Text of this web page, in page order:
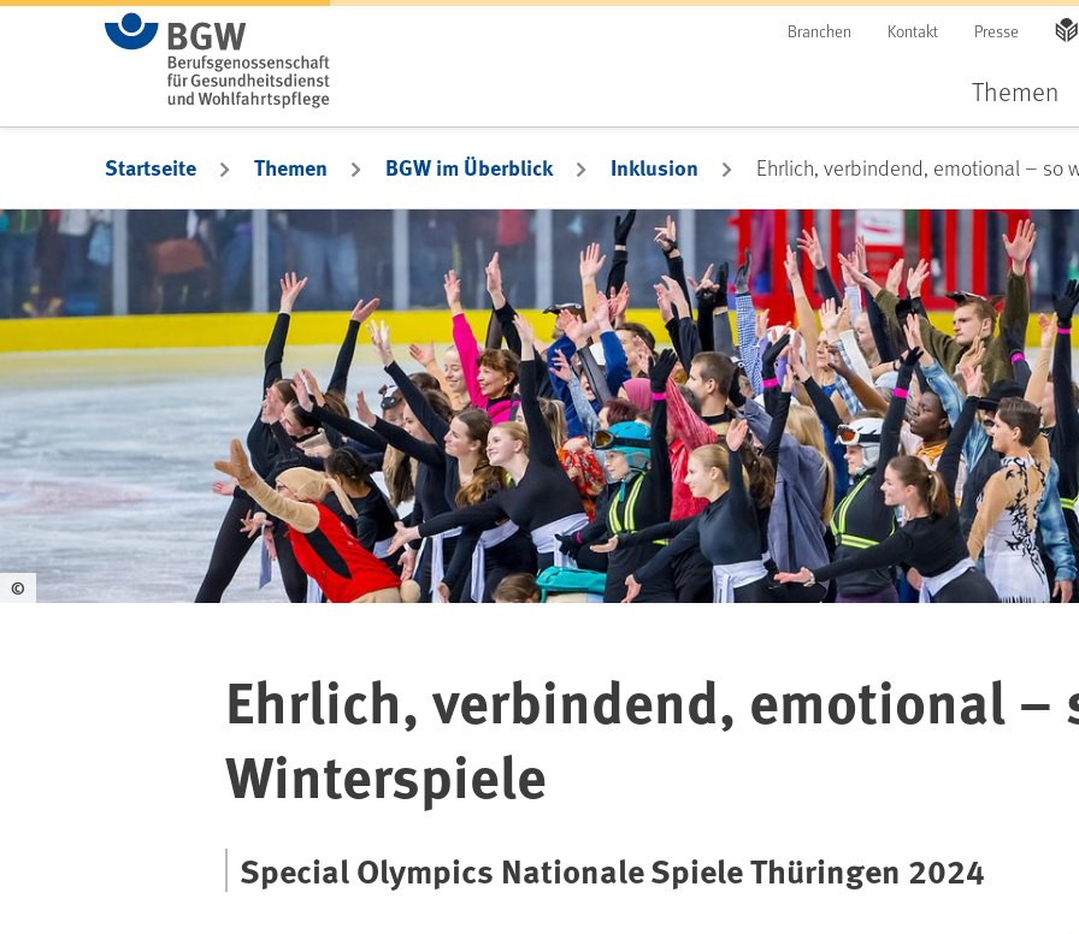
Zum Hauptinhalt springen Branchen Kontakt Presse
Themen
Startseite Themen BGW im Überblick Inklusion Ehrlich, verbindend, emotional – so
©
Ehrlich, verbindend, emotional –
Winterspiele
Special Olympics Nationale Spiele Thüringen 2024